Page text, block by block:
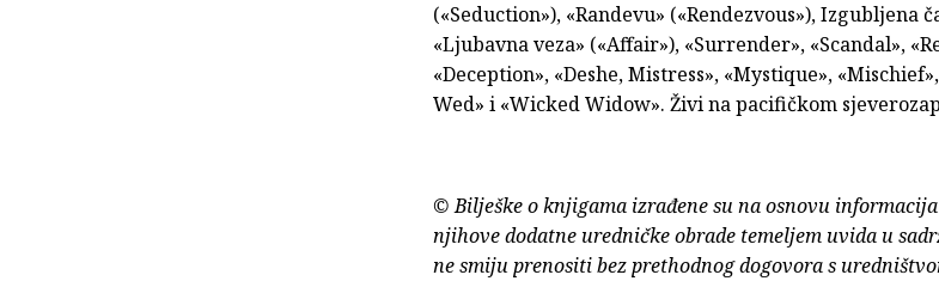
(«Seduction»), «Randevu» («Rendezvous»), Izgubljena
«Ljubavna veza» («Affair»), «Surrender», «Scandal»,
«Deception», «Deshe, Mistress», «Mystique»,
Wed» i «Wicked Widow». Živi na pacifičkom
© Bilješke o knjigama izrađene su na osnovu
njihove dodatne uredničke obrade temeljem uvida u
ne smiju prenositi bez prethodnog dogovora s